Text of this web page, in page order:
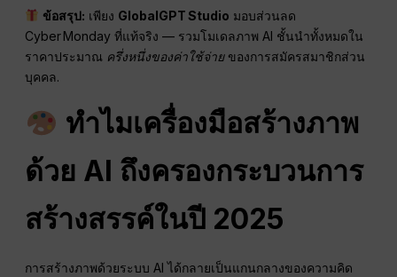
ข้อสรุป: เพียง GlobalGPT Studio มอบส่วนลด
Cyber Monday ที่แท้จริง — รวมโมเดลภาพ AI ชั้นนำทั้งหมดใน
ราคาประมาณ ครึ่งหนึ่งของค่าใช้จ่ายของการสมัครสมาชิกส่วน
บุคคล.
ทำไมเครื่องมือสร้างภาพ
ด้วย AI ถึงครองกระบวนการ
สร้างสรรค์ในปี 2025
การสร้างภาพด้วยระบบ AI ได้กลายเป็นแกนกลางของความคิด